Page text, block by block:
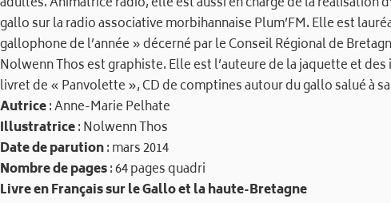
adultes. Animatrice radio, elle est aussi en charge de la réalisation
gallo sur la radio associative morbihannaise Plum’FM. Elle est
gallophone de l’année » décerné par le Conseil Régional de
Nolwenn Thos est graphiste. Elle est l’auteure de la jaquette et
livret de « Panvolette », CD de comptines autour du gallo salué à
Autrice: Anne-Marie Pelhate
Illustratrice: Nolwenn Thos
Date de parution: mars 2014
Nombre de pages: 64 pages quadri
Livre en Français sur le Gallo et la haute-Bretagne